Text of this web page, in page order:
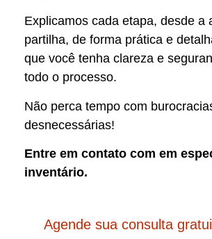
Explicamos cada etapa, desde a
partilha, de forma prática e
que você tenha clareza e
todo o processo.
Não perca tempo com
desnecessárias!
Entre em contato com em
inventário.
Agende sua consulta